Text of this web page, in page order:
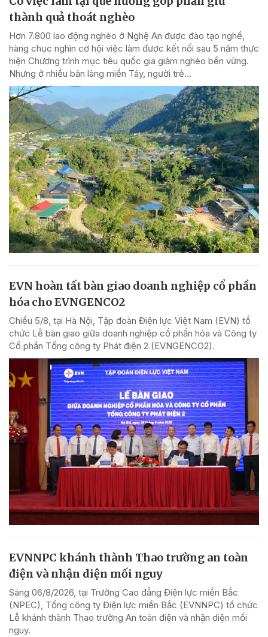
thành quả thoát nghèo
Hơn 7.800 lao động nghèo ở Nghệ An được đào tạo nghề,
hàng chục nghìn cơ hội việc làm được kết nối sau 5 năm thực
hiện Chương trình mục tiêu quốc gia giảm nghèo bền vững.
Nhưng ở nhiều bản làng miền Tây, người trẻ...
EVN hoàn tất bàn giao doanh nghiệp cổ phần
hóa cho EVNGENCO2
Chiều 5/8, tại Hà Nội, Tập đoàn Điện lực Việt Nam (EVN) tổ
chức Lễ bàn giao giữa doanh nghiệp cổ phần hóa và Công ty
Cổ phần Tổng công ty Phát điện 2 (EVNGENCO2).
EVNNPC khánh thành Thao trường an toàn
điện và nhận diện mối nguy
Sáng 06/8/2026, tại Trường Cao đẳng Điện lực miền Bắc
(NPEC), Tổng công ty Điện lực miền Bắc (EVNNPC) tổ chức
Lễ khánh thành Thao trường An toàn điện và nhận diện mối
nguy.